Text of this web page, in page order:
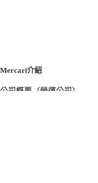
Mercari介紹
公司概要（營運公司）